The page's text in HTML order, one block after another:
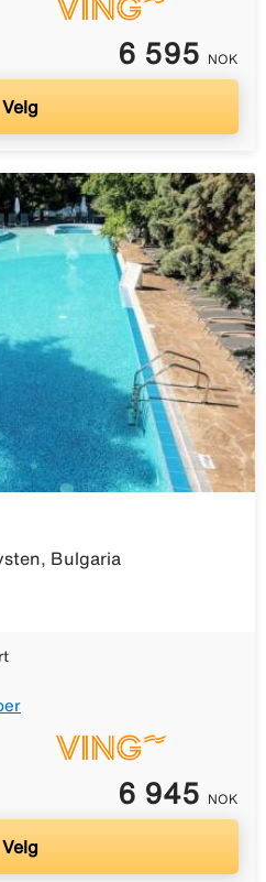
6 595 NOK
Velg
Bulgaria
6 945 NOK
Velg